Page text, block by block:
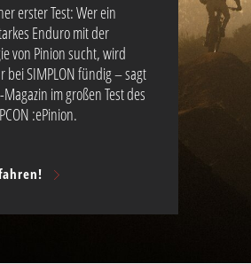
erster Test: Wer ein
Enduro mit der
von Pinion sucht, wird
bei SIMPLON fündig – sagt
Magazin im großen Test des
:ePinion.